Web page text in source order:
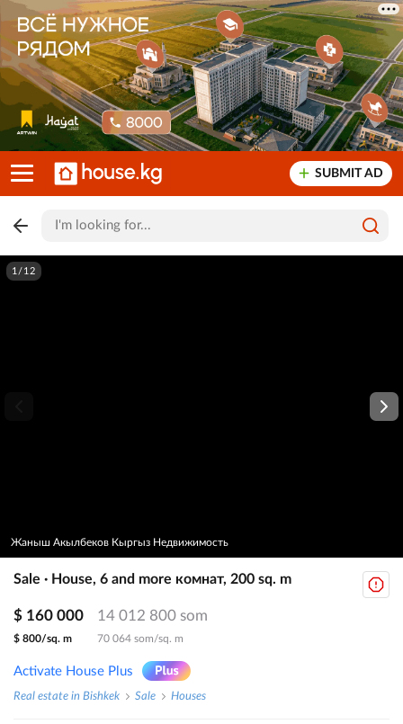
SUBMIT AD
1/12
Жаныш Акылбеков Кыргыз Недвижимость
Sale · House, 6 and more комнат, 200 sq. m
$ 160 000 14 012 800 som
$ 800/sq. m 70 064 som/sq. m
Activate House Plus
Real estate in Bishkek Sale Houses